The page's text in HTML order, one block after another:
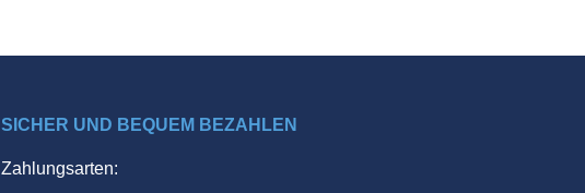
SICHER UND BEQUEM BEZAHLEN
Zahlungsarten: